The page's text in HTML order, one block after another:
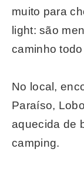
muito para
light: são
caminho
No local,
Paraíso,
aquecida de
camping.